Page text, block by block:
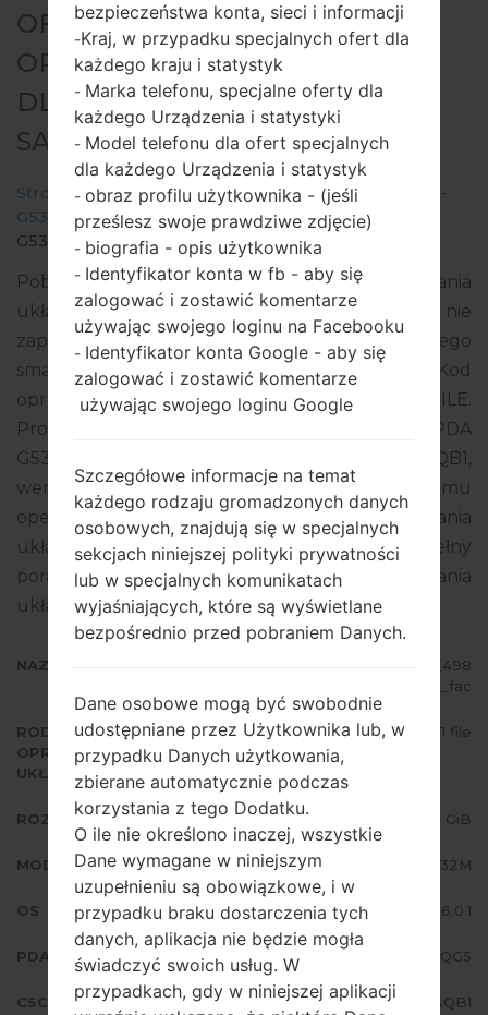
OFICJALNE
OPROGRAMOWANIE #29864
DLA: SM-G532M -
SAMSUNGGALAXY J2 PRIME
Strona startowa →Galaxy J2 Prime →SamsungSM-
G532M
→SM-
G532M_1_20170720140839_4980g4pai3_fac.zip
Pobierz najnowszą aktualizację oprogramowania
układowego dla Samsung Galaxy J2 Prime, ale nie
zapomnij sprawdzić, czy numer modelu Twojego
smartfona odpowiada wskazanemu SM-G532M. Kod
oprogramowania układowego to CHX z CHILE.
Produkt jest dostarczany z wersją PDA
G532MUMU1AQG5, wersja CSC G532MUWC1AQB1,
wersja MODEM G532MUBU1AQF1. Wersja systemu
operacyjnego danego oprogramowania
układowego to Android Marshmallow 6.0.1. Pełny
poradnik na temat flashowania oprogramowania
układowego na urządzeniach Samsungtutaj
NAZWA PLIKU
SM-G532M_1_20170720140839_498
0g4pai3_fac
RODZAJ
OPROGRAMOWANIA
UKŁADOWEGO
1 file
ROZMIAR PLIKU 1.56 GiB
MODEL Samsung SM-G532M
OS Android Marshmallow 6.0.1
PDA/AP WERSJA G532MUMU1AQG5
CSC WERSJA G532MUWC1AQB1
bezpieczeństwa konta, sieci i informacji
-Kraj, w przypadku specjalnych ofert dla
każdego kraju i statystyk
- Marka telefonu, specjalne oferty dla
każdego Urządzenia i statystyki
- Model telefonu dla ofert specjalnych
dla każdego Urządzenia i statystyk
- obraz profilu użytkownika - (jeśli
prześlesz swoje prawdziwe zdjęcie)
- biografia - opis użytkownika
- Identyfikator konta w fb - aby się
zalogować i zostawić komentarze
używając swojego loginu na Facebooku
- Identyfikator konta Google - aby się
zalogować i zostawić komentarze
używając swojego loginu Google
Szczegółowe informacje na temat
każdego rodzaju gromadzonych danych
osobowych, znajdują się w specjalnych
sekcjach niniejszej polityki prywatności
lub w specjalnych komunikatach
wyjaśniających, które są wyświetlane
bezpośrednio przed pobraniem Danych.
Dane osobowe mogą być swobodnie
udostępniane przez Użytkownika lub, w
przypadku Danych użytkowania,
zbierane automatycznie podczas
korzystania z tego Dodatku.
O ile nie określono inaczej, wszystkie
Dane wymagane w niniejszym
uzupełnieniu są obowiązkowe, i w
przypadku braku dostarczenia tych
danych, aplikacja nie będzie mogła
świadczyć swoich usług. W
przypadkach, gdy w niniejszej aplikacji